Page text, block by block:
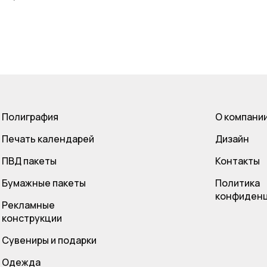
Полиграфия
Печать календарей
ПВД пакеты
Бумажные пакеты
Рекламные
конструкции
Сувениры и подарки
Одежда
О
Дизайн
Контакты
Политика